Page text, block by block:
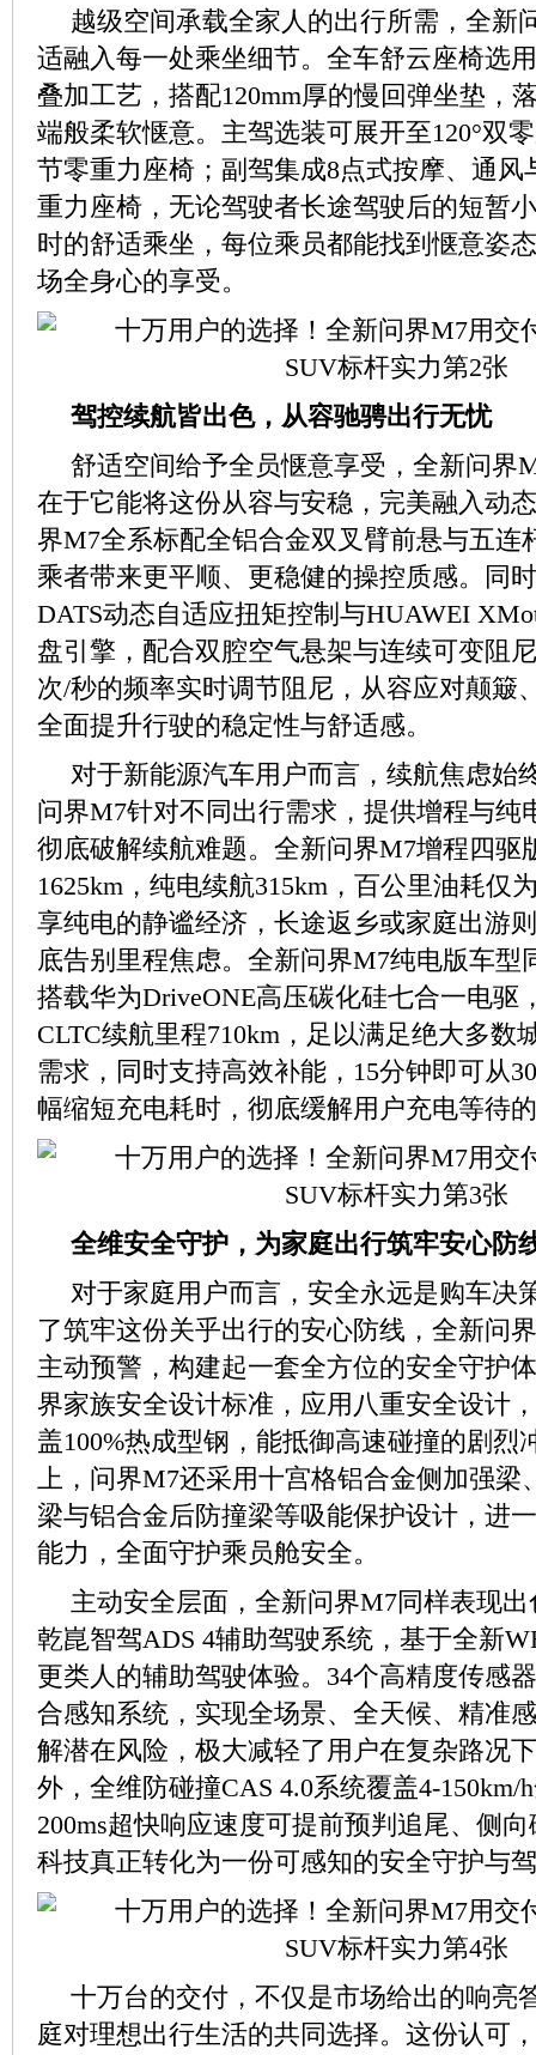
越级空间承载全家人的出行所需，全新
适融入每一处乘坐细节。全车舒云座椅选
叠加工艺，搭配120mm厚的慢回弹坐垫，
端般柔软惬意。主驾选装可展开至120°双
节零重力座椅；副驾集成8点式按摩、通风
重力座椅，无论驾驶者长途驾驶后的短暂
时的舒适乘坐，每位乘员都能找到惬意姿
场全身心的享受。
驾控续航皆出色，从容驰骋出行无忧
舒适空间给予全员惬意享受，全新问界
在于它能将这份从容与安稳，完美融入动
界M7全系标配全铝合金双叉臂前悬与五连
乘者带来更平顺、更稳健的操控质感。同
DATS动态自适应扭矩控制与HUAWEI
盘引擎，配合双腔空气悬架与连续可变阻
次/秒的频率实时调节阻尼，从容应对颠簸
全面提升行驶的稳定性与舒适感。
对于新能源汽车用户而言，续航焦虑始
问界M7针对不同出行需求，提供增程与纯
彻底破解续航难题。全新问界M7增程四驱
1625km，纯电续航315km，百公里油耗仅
享纯电的静谧经济，长途返乡或家庭出游
底告别里程焦虑。全新问界M7纯电版车型
搭载华为DriveONE高压碳化硅七合一电驱
CLTC续航里程710km，足以满足绝大多数
需求，同时支持高效补能，15分钟即可从
幅缩短充电耗时，彻底缓解用户充电等待
全维安全守护，为家庭出行筑牢安心防
对于家庭用户而言，安全永远是购车决
了筑牢这份关乎出行的安心防线，全新问
主动预警，构建起一套全方位的安全守护
界家族安全设计标准，应用八重安全设计
盖100%热成型钢，能抵御高速碰撞的剧烈
上，问界M7还采用十宫格铝合金侧加强梁
梁与铝合金后防撞梁等吸能保护设计，进
能力，全面守护乘员舱安全。
主动安全层面，全新问界M7同样表现出
乾崑智驾ADS 4辅助驾驶系统，基于全新
更类人的辅助驾驶体验。34个高精度传感
合感知系统，实现全场景、全天候、精准
解潜在风险，极大减轻了用户在复杂路况
外，全维防碰撞CAS 4.0系统覆盖4-150km/
200ms超快响应速度可提前预判追尾、侧
科技真正转化为一份可感知的安全守护与
十万台的交付，不仅是市场给出的响亮
庭对理想出行生活的共同选择。这份认可